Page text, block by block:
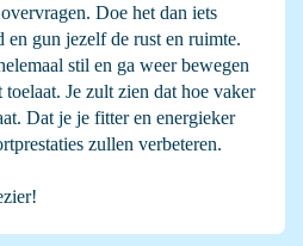
Doe het dan iets
en gun jezelf de rust en ruimte.
stil en ga weer bewegen
toelaat. Je zult zien dat hoe vaker
Dat je je fitter en energieker
zullen verbeteren.